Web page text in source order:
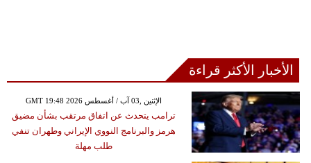
الأخبار الأكثر قراءة
GMT 19:48 2026 الإثنين ,03 آب / أغسطس
ترامب يتحدث عن اتفاق مرتقب بشأن مضيق
هرمز والبرنامج النووي الإيراني وطهران تنفي
طلب مهلة